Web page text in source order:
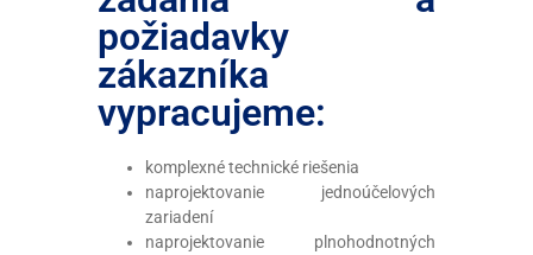
požiadavky
zákazníka
vypracujeme:
komplexné technické riešenia
naprojektovanie jednoúčelových
zariadení
naprojektovanie plnohodnotných